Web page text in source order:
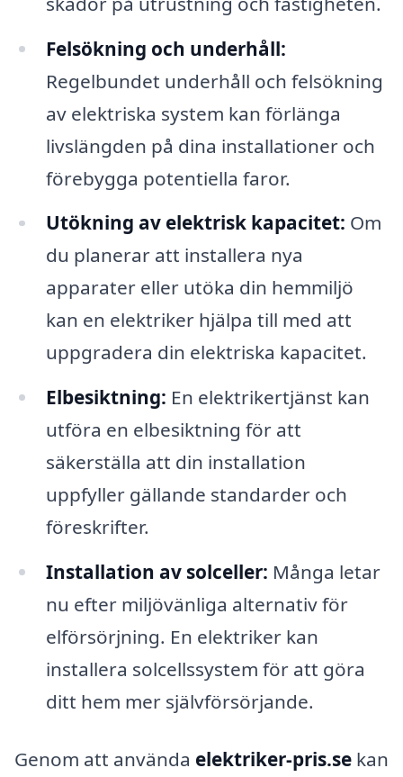
Felsökning och underhåll:
Regelbundet underhåll och felsökning
av elektriska system kan förlänga
livslängden på dina installationer och
förebygga potentiella faror.
Utökning av elektrisk kapacitet: Om
du planerar att installera nya
apparater eller utöka din hemmiljö
kan en elektriker hjälpa till med att
uppgradera din elektriska kapacitet.
Elbesiktning: En elektrikertjänst kan
utföra en elbesiktning för att
säkerställa att din installation
uppfyller gällande standarder och
föreskrifter.
Installation av solceller: Många letar
nu efter miljövänliga alternativ för
elförsörjning. En elektriker kan
installera solcellssystem för att göra
ditt hem mer självförsörjande.
Genom att använda elektriker-pris.se kan